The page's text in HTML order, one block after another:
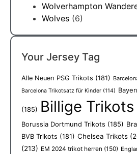
Wolverhampton
Wolves (6)
Your Jersey Tag
Alle Neuen PSG Trikots (181)
Barcelona Trikotsatz für Kinder (114)
(185) Billige Trikots
Borussia Dortmund Trikots (185)
BVB Trikots (181) Chelsea Trikots
(213) EM 2024 trikot herren (150)